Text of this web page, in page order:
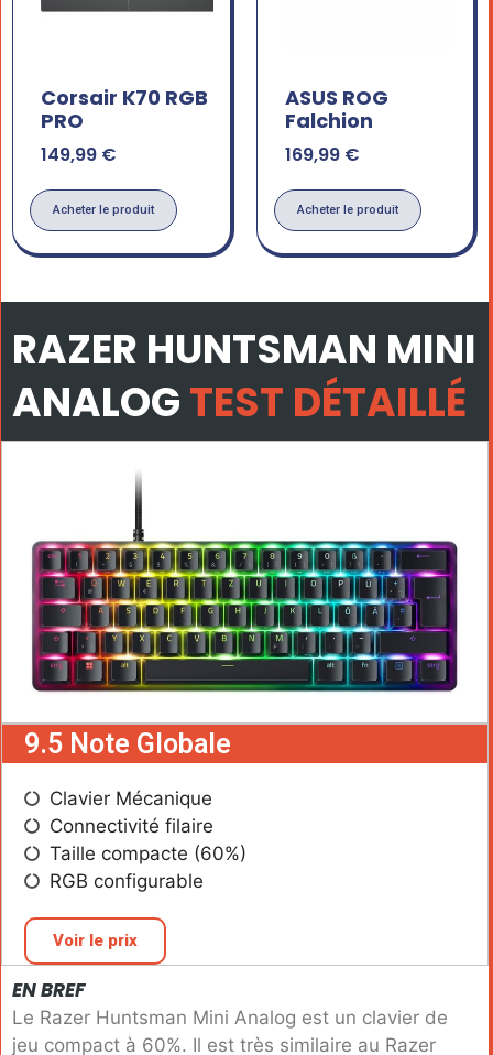
Corsair K70 RGB
PRO
149,99 €
Acheter le produit
ASUS ROG
Falchion
169,99 €
Acheter le produit
RAZER HUNTSMAN MINI
ANALOGTEST DÉTAILLÉ
9.5 Note Globale
Clavier Mécanique
Connectivité filaire
Taille compacte (60%)
RGB configurable
Voir le prix
EN BREF
Le Razer Huntsman Mini Analog est un clavier de
jeu compact à 60%. Il est très similaire au Razer